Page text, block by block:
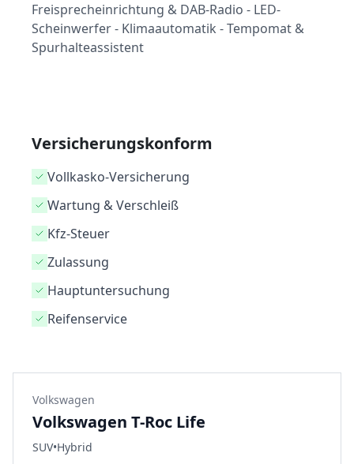
Freisprecheinrichtung & DAB-Radio - LED-
Scheinwerfer - Klimaautomatik - Tempomat &
Spurhalteassistent
Versicherungskonform
Vollkasko-Versicherung
Wartung & Verschleiß
Kfz-Steuer
Zulassung
Hauptuntersuchung
Reifenservice
Volkswagen
Volkswagen T-Roc Life
SUV•Hybrid